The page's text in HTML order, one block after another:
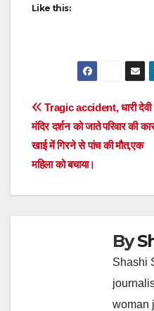
Like this:
Post
navigation
Tragic accident, धारी देवी
मंदिर दर्शन को जाते परिवार की
खाई में गिरने से पांच की मौत,एक
महिला को बचाया।
By
Shashi
woman